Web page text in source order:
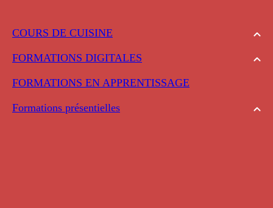
COURS DE CUISINE
FORMATIONS DIGITALES
FORMATIONS EN APPRENTISSAGE
Formations présentielles